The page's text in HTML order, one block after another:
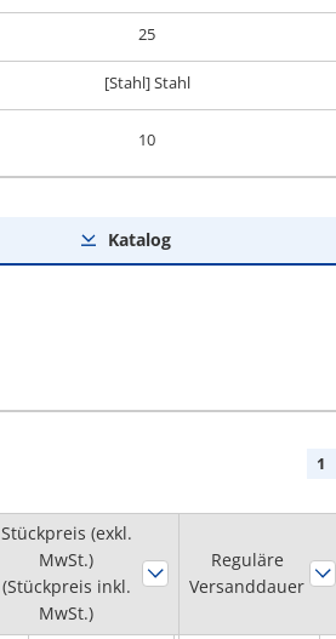
25
[Stahl] Stahl
10
Katalog
1
Durchmesser
Nabenbohrung
dH7
(mm)
Flansch
Stückpreis (exkl.
MwSt.)
(Stückpreis inkl.
MwSt.)
Reguläre
Versanddauer